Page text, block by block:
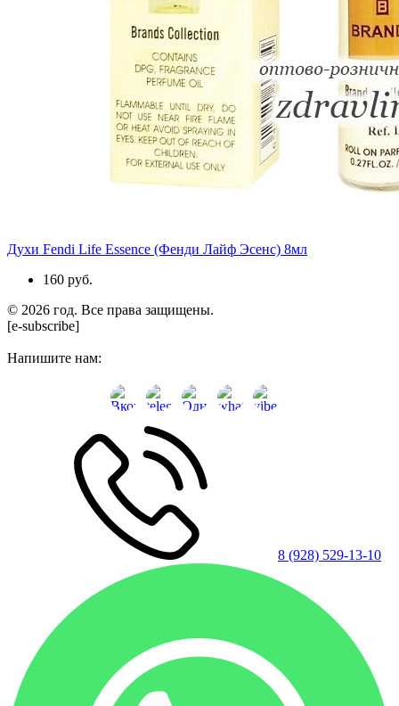
Духи Fendi Life Essence (Фенди Лайф Эсенс) 8мл
160 руб.
© 2026 год. Все права защищены.
[e-subscribe]
Напишите нам:
8 (928) 529-13-10